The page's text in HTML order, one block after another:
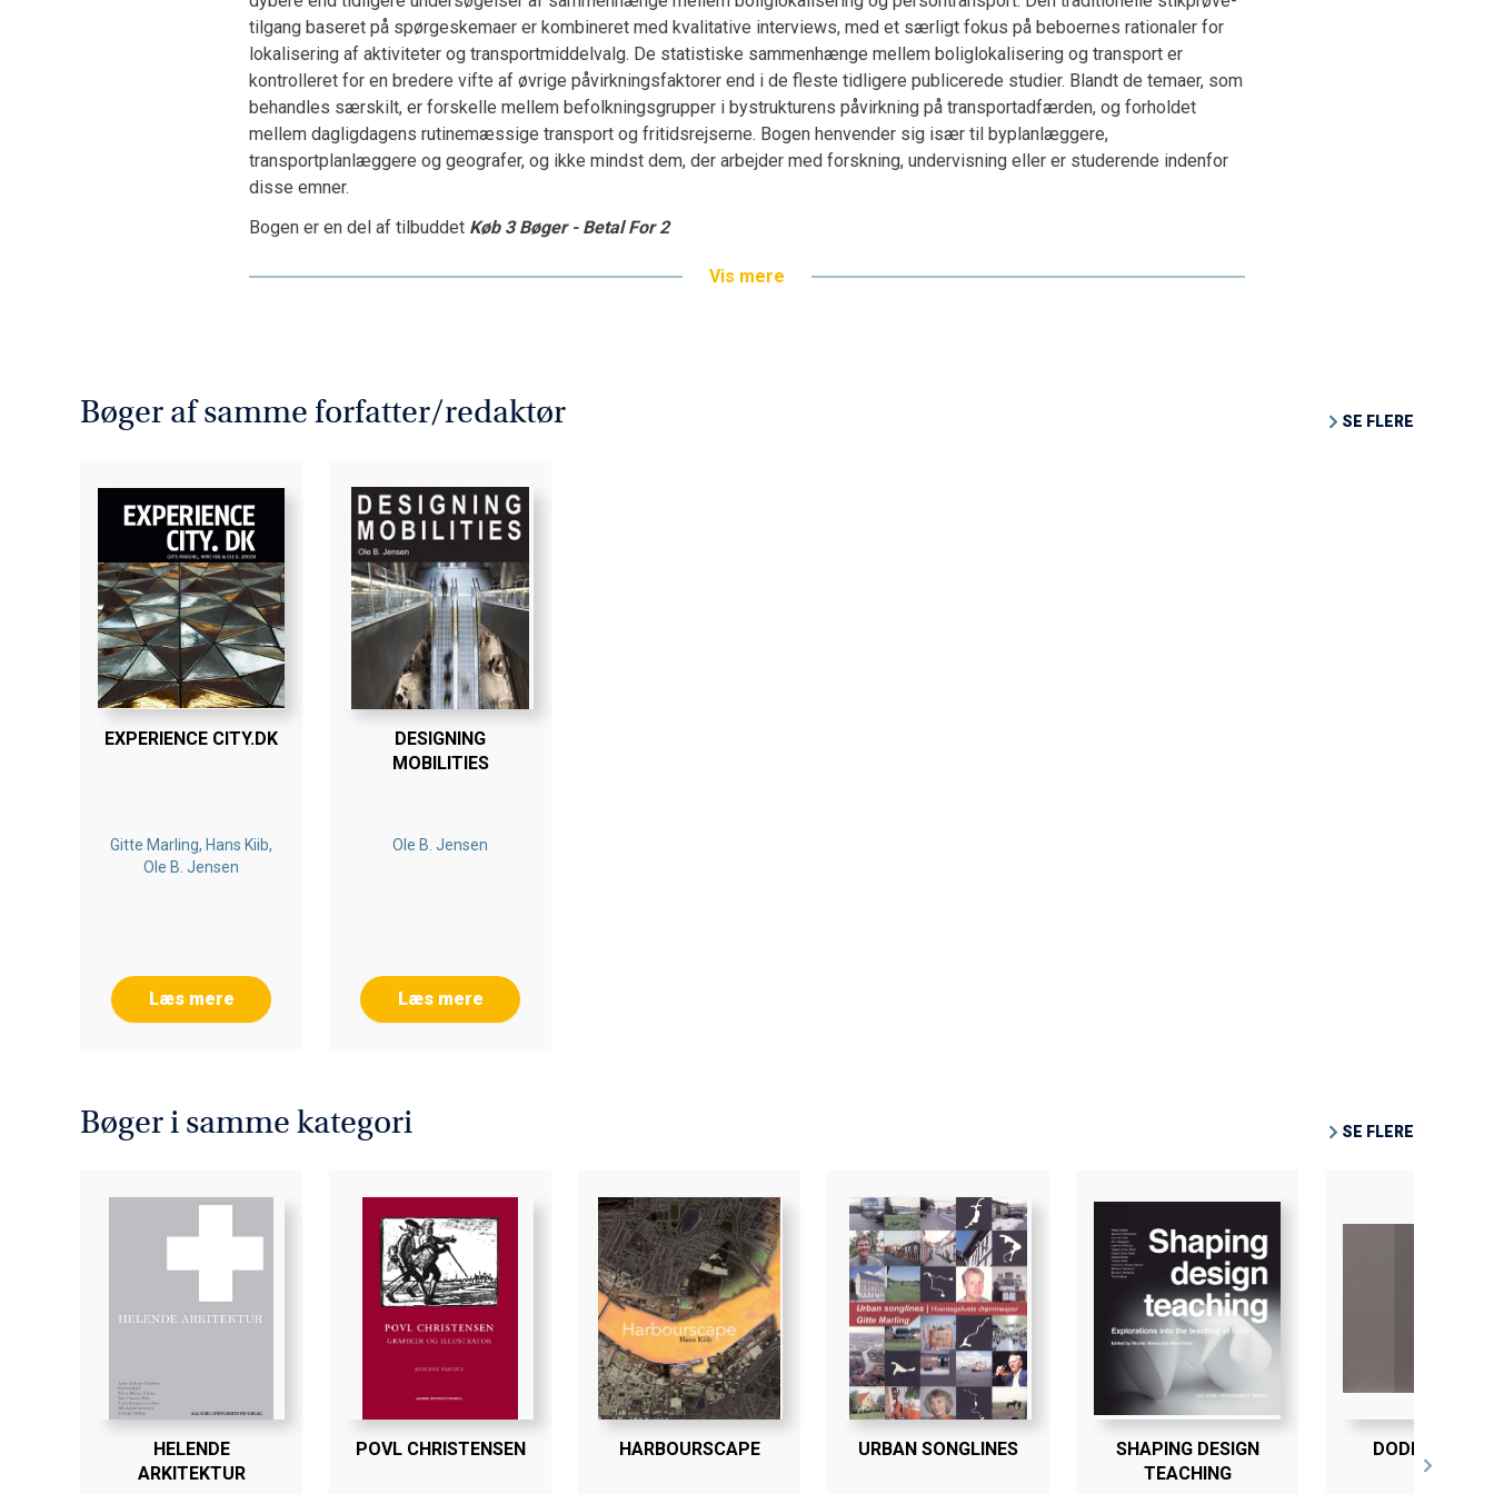
tilgang baseret på spørgeskemaer er kombineret med kvalitative interviews, med et særligt fokus på beboernes rationaler for
lokalisering af aktiviteter og transportmiddelvalg. De statistiske sammenhænge mellem boliglokalisering og transport er
kontrolleret for en bredere vifte af øvrige påvirkningsfaktorer end i de fleste tidligere publicerede studier. Blandt de temaer, som
behandles særskilt, er forskelle mellem befolkningsgrupper i bystrukturens påvirkning på transportadfærden, og forholdet
mellem dagligdagens rutinemæssige transport og fritidsrejserne. Bogen henvender sig især til byplanlæggere,
transportplanlæggere og geografer, og ikke mindst dem, der arbejder med forskning, undervisning eller er studerende indenfor
disse emner.
Bogen er en del af tilbuddet Køb 3 Bøger - Betal For 2
Vis mere
Bøger af samme forfatter/redaktør SE FLERE
EXPERIENCE CITY.DK
Gitte Marling, Hans Kiib,
Ole B. Jensen
Læs mere
DESIGNING
MOBILITIES
Ole B. Jensen
Læs mere
Bøger i samme kategori SE FLERE
HELENDE
ARKITEKTUR
POVL CHRISTENSEN HARBOURSCAPE URBAN SONGLINES
SHAPING DESIGN
TEACHING